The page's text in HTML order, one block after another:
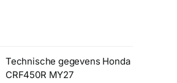
Technische gegevens Honda
CRF450R MY27